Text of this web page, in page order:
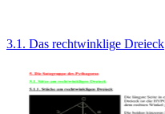
3.1. Das rechtwinklige Dreieck